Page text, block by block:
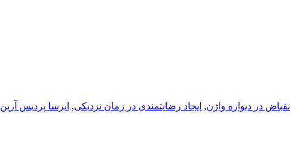
انقباض در دیواره واژن, ایجاد رضایتمندی در زمان نزدیکی, ایرسا پردیس آرین